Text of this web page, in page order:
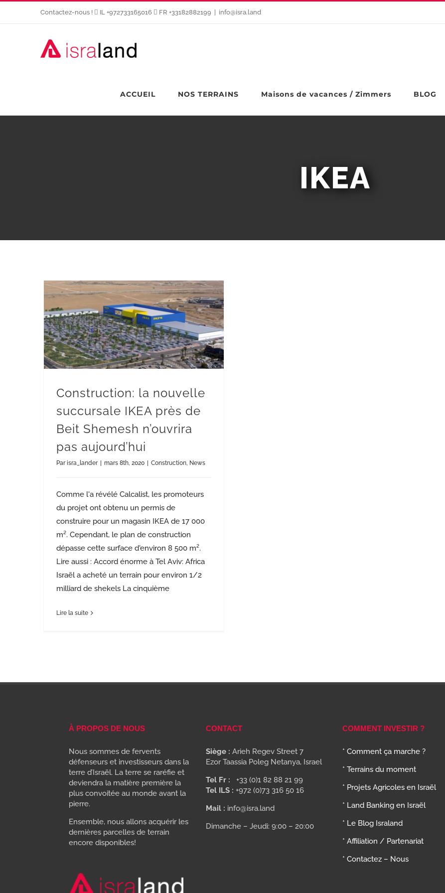
Contactez-nous ! IL +972733165016 FR +33182882199 info@isra.land
ACCUEIL NOS TERRAINS Maisons de vacances / Zimmers BLOG
IKEA
Construction: la nouvelle
succursale IKEA près de
Beit Shemesh n’ouvrira
pas aujourd’hui
Parisra_lander mars 8th, 2020 Construction, News
Comme l'a révélé Calcalist, les promoteurs
du projet ont obtenu un permis de
construire pour un magasin IKEA de 17 000
m². Cependant, le plan de construction
dépasse cette surface d'environ 8 500 m².
Lire aussi : Accord énorme à Tel Aviv: Africa
Israël a acheté un terrain pour environ 1/2
milliard de shekels La cinquième
Lire la suite
À PROPOS DE NOUS
Nous sommes de fervents
défenseurs et investisseurs dans la
terre d’Israël. La terre se raréfie et
deviendra la matière première la
plus convoitée au monde avant la
pierre.
Ensemble, nous allons acquérir les
dernières parcelles de terrain
encore disponibles!
CONTACT
Siège : Arieh Regev Street 7
Ezor Taassia Poleg Netanya, Israel
Tel Fr : +33 (0)1 82 88 21 99
Tel ILS : +972 (0)73 316 50 16
Mail : info@isra.land
Dimanche – Jeudi: 9:00 – 20:00
COMMENT INVESTIR ?
* Comment ça marche ?
* Terrains du moment
* Projets Agricoles en Israël
* Land Banking en Israël
* Le Blog Israland
* Affiliation / Partenariat
* Contactez – Nous